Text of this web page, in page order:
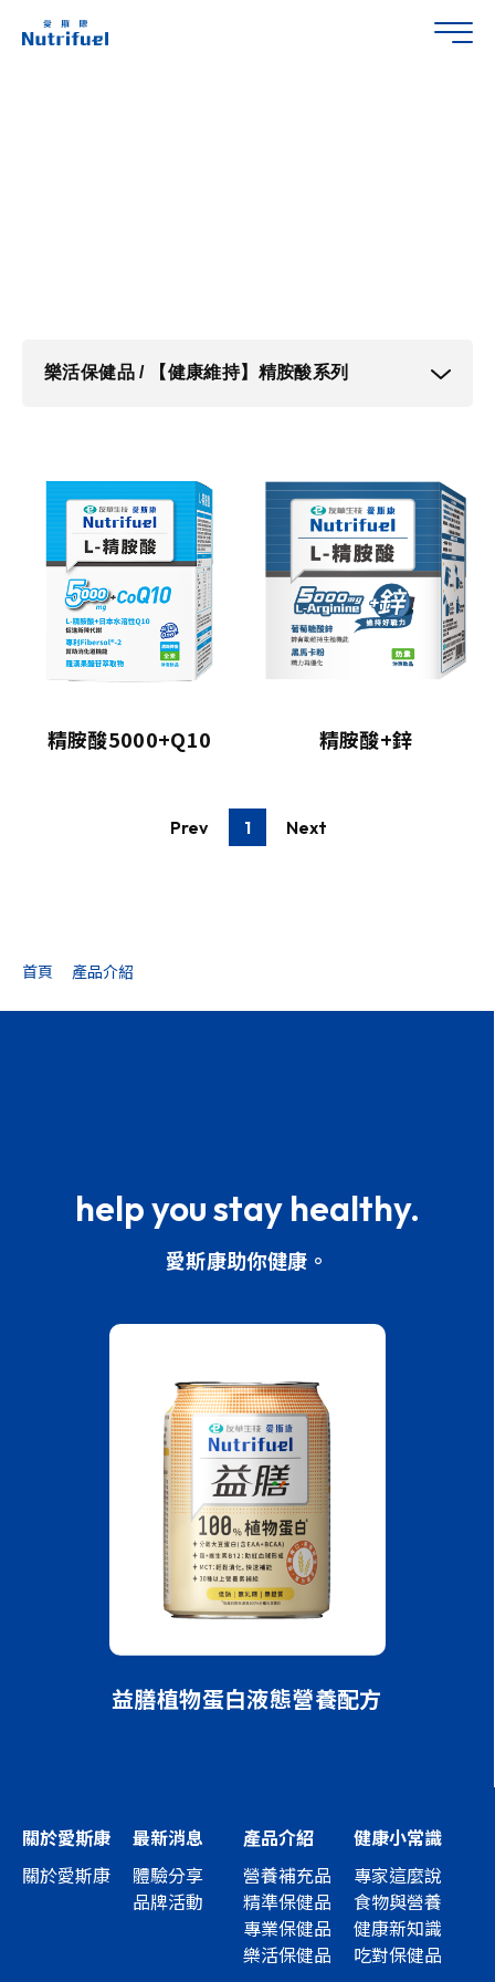
樂活保健品 / 【健康維持】精胺酸系列
精胺酸5000+Q10 精胺酸+鋅
Prev 1 Next
首頁 產品介紹
help you stay healthy.
愛斯康助你健康。
益膳植物蛋白液態營養配方
關於愛斯康
關於愛斯康
最新消息
體驗分享
品牌活動
產品介紹
營養補充品
精準保健品
專業保健品
樂活保健品
健康小常識
專家這麼說
食物與營養
健康新知識
吃對保健品